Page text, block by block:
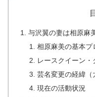
与沢翼の妻は相原麻
相原麻美の基本プ
レースクイーン
芸名変更の経緯（
現在の活動状況